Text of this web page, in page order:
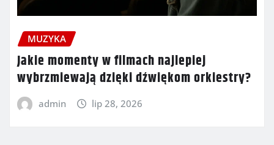
MUZYKA
Jakie momenty w filmach najlepiej
wybrzmiewają dzięki dźwiękom orkiestry?
admin lip 28, 2026